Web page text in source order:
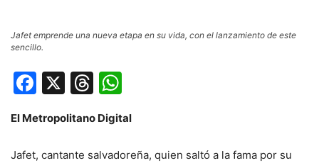
Jafet emprende una nueva etapa en su vida, con el lanzamiento de este
sencillo.
Facebook
X Threads
El Metropolitano Digital
Jafet, cantante salvadoreña, quien saltó a la fama por su